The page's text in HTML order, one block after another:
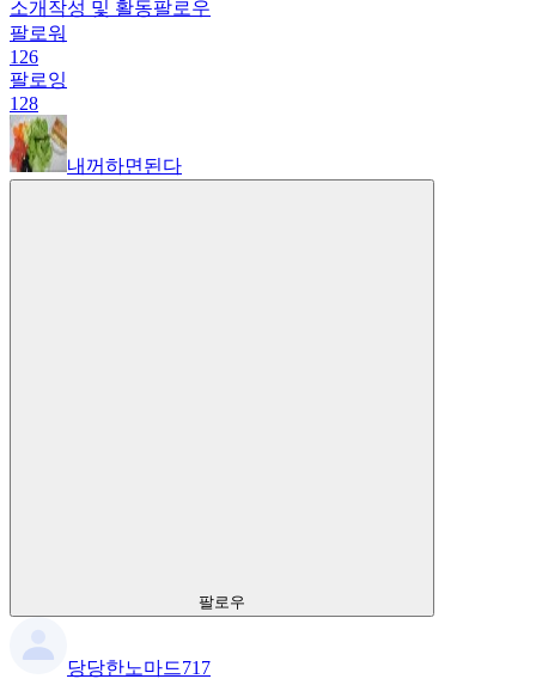
소개 작성 및 활동팔로우
팔로워
126
팔로잉
128
내꺼하면된다
팔로우
당당한노마드717